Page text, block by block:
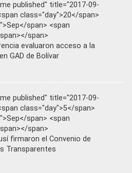
published" title="2017-09-
class="day">20</span>
span> <span
span>
evaluaron acceso a la
GAD de Bolívar
published" title="2017-09-
class="day">5</span>
span> <span
span>
firmaron el Convenio de
Transparentes